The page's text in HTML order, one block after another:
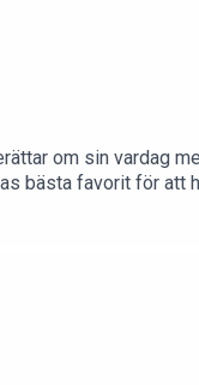
om sin vardag
bästa favorit för att